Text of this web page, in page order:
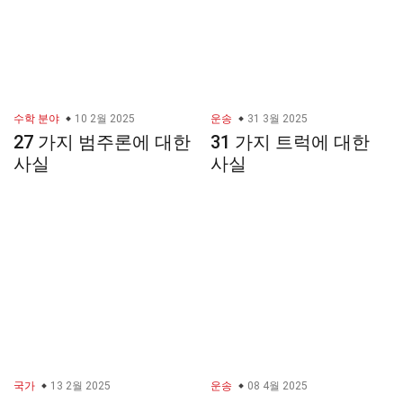
수학 분야 10 2월 2025
27 가지 범주론에 대한
사실
운송 31 3월 2025
31 가지 트럭에 대한
사실
국가 13 2월 2025 운송 08 4월 2025